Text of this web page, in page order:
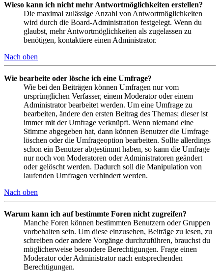
Wieso kann ich nicht mehr Antwortmöglichkeiten erstellen?
Die maximal zulässige Anzahl von Antwortmöglichkeiten
wird durch die Board-Administration festgelegt. Wenn du
glaubst, mehr Antwortmöglichkeiten als zugelassen zu
benötigen, kontaktiere einen Administrator.
Nach oben
Wie bearbeite oder lösche ich eine Umfrage?
Wie bei den Beiträgen können Umfragen nur vom
ursprünglichen Verfasser, einem Moderator oder einem
Administrator bearbeitet werden. Um eine Umfrage zu
bearbeiten, ändere den ersten Beitrag des Themas; dieser ist
immer mit der Umfrage verknüpft. Wenn niemand eine
Stimme abgegeben hat, dann können Benutzer die Umfrage
löschen oder die Umfrageoption bearbeiten. Sollte allerdings
schon ein Benutzer abgestimmt haben, so kann die Umfrage
nur noch von Moderatoren oder Administratoren geändert
oder gelöscht werden. Dadurch soll die Manipulation von
laufenden Umfragen verhindert werden.
Nach oben
Warum kann ich auf bestimmte Foren nicht zugreifen?
Manche Foren können bestimmten Benutzern oder Gruppen
vorbehalten sein. Um diese einzusehen, Beiträge zu lesen, zu
schreiben oder andere Vorgänge durchzuführen, brauchst du
möglicherweise besondere Berechtigungen. Frage einen
Moderator oder Administrator nach entsprechenden
Berechtigungen.